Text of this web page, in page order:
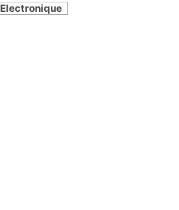
Electronique